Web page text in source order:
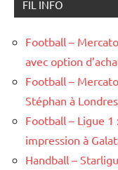
FIL INFO
Football –
avec option
Football –
Stéphan à Londres
Football – Ligue 1
impression à
Handball –